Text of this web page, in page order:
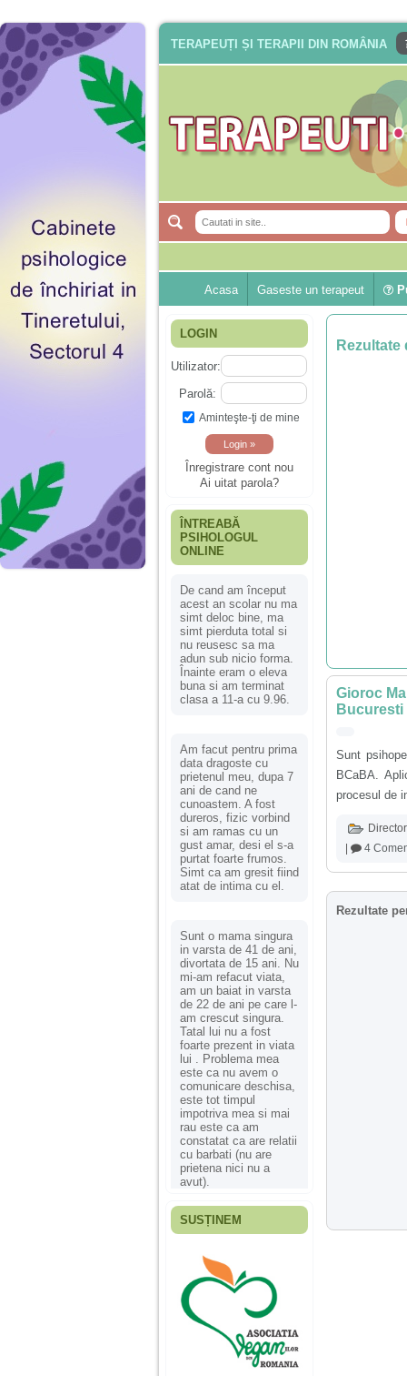
TERAPEUȚI ȘI TERAPII DIN ROMÂNIA
Acasa Gaseste un terapeut
LOGIN
Utilizator:
Parolă:
Aminteşte-ţi de mine
Înregistrare cont nou
Ai uitat parola?
ÎNTREABĂ
PSIHOLOGUL
ONLINE
De cand am început
acest an scolar nu ma
simt deloc bine, ma
simt pierduta total si
nu reusesc sa ma
adun sub nicio forma.
Înainte eram o eleva
buna si am terminat
clasa a 11-a cu 9.96.
Am facut pentru prima
data dragoste cu
prietenul meu, dupa 7
ani de cand ne
cunoastem. A fost
dureros, fizic vorbind
si am ramas cu un
gust amar, desi el s-a
purtat foarte frumos.
Simt ca am gresit fiind
atat de intima cu el.
Sunt o mama singura
in varsta de 41 de ani,
divortata de 15 ani. Nu
mi-am refacut viata,
am un baiat in varsta
de 22 de ani pe care l-
am crescut singura.
Tatal lui nu a fost
foarte prezent in viata
lui . Problema mea
este ca nu avem o
comunicare deschisa,
este tot timpul
impotriva mea si mai
rau este ca am
constatat ca are relatii
cu barbati (nu are
prietena nici nu a
avut).
Fiica mea s-a nascut
ani, privind in urma
realizez cat de multe
greseli am facut in
educatia si cresterea
ei, am fost o mama
egoista, preocupata
de implinirea
profesionala, cand ea
era mica am neglijat-
SUSȚINEM
Rezultate
Gioroc
Bucuresti
Sunt
BCaBA.
procesul de
4
Rezultate